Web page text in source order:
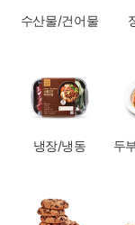
수산물/건어물
냉장/냉동 두